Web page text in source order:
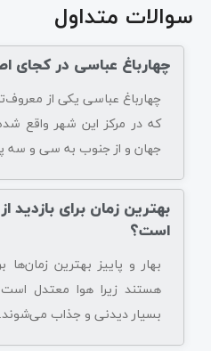
سوالات متداول
چهارباغ عباسی در کجای
چهارباغ عباسی یکی از
که در مرکز این شهر واقع
جهان و از جنوب به سی و
بهترین زمان برای
است؟
بهار و پاییز بهترین زمان‌ها
هستند زیرا هوا معتدل
بسیار دیدنی و جذاب می‌شوند.